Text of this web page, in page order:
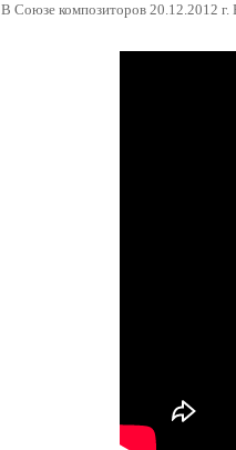
В Союзе композиторов 20.12.2012 г.